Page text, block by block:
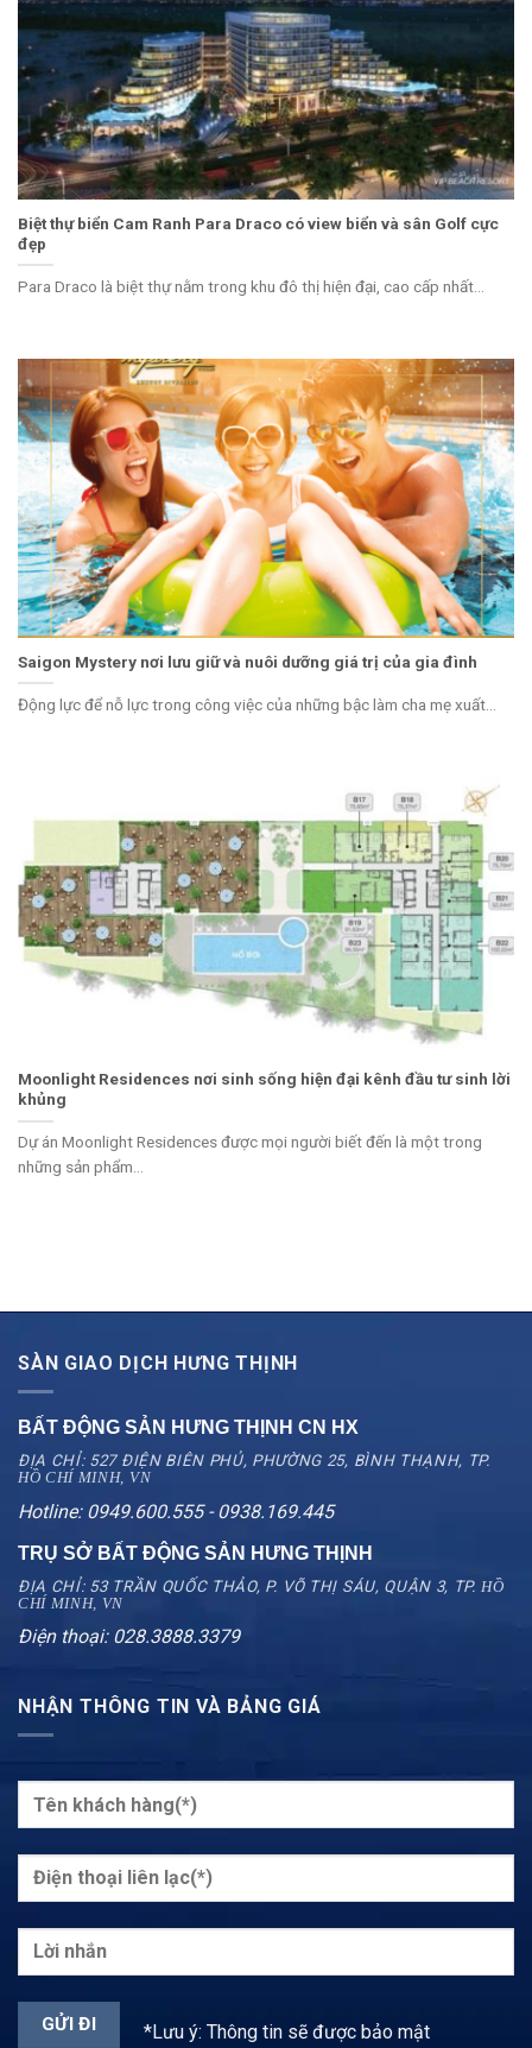
Biệt thự biển Cam Ranh Para Draco có view biển và sân Golf cực
đẹp
Para Draco là biệt thự nằm trong khu đô thị hiện đại, cao cấp nhất...
Saigon Mystery nơi lưu giữ và nuôi dưỡng giá trị của gia đình
Động lực để nỗ lực trong công việc của những bậc làm cha mẹ xuất...
Moonlight Residences nơi sinh sống hiện đại kênh đầu tư sinh lời
khủng
Dự án Moonlight Residences được mọi người biết đến là một trong
những sản phẩm...
SÀN GIAO DỊCH HƯNG THỊNH
BẤT ĐỘNG SẢN HƯNG THỊNH CN HX
ĐỊA CHỈ: 527 ĐIỆN BIÊN PHỦ, PHƯỜNG 25, BÌNH THẠNH, TP.
HỒ CHÍ MINH, VN
Hotline: 0949.600.555 - 0938.169.445
TRỤ SỞ BẤT ĐỘNG SẢN HƯNG THỊNH
ĐỊA CHỈ: 53 TRẦN QUỐC THẢO, P. VÕ THỊ SÁU, QUẬN 3, TP. HỒ
CHÍ MINH, VN
Điện thoại: 028.3888.3379
NHẬN THÔNG TIN VÀ BẢNG GIÁ
*Lưu ý: Thông tin sẽ được bảo mật